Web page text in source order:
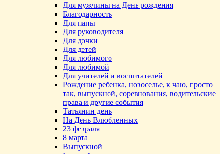
Для мужчины на День рождения
Благодарность
Для папы
Для руководителя
Для дочки
Для детей
Для любимого
Для любимой
Для учителей и воспитателей
Рождение ребенка, новоселье, к чаю, просто
так, выпускной, соревнования, водительские
права и другие события
Татьянин день
На День Влюбленных
23 февраля
8 марта
Выпускной